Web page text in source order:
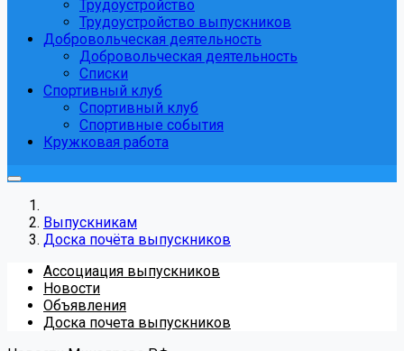
Трудоустройство
Трудоустройство выпускников
Добровольческая деятельность
Добровольческая деятельность
Списки
Спортивный клуб
Спортивный клуб
Спортивные события
Кружковая работа
Выпускникам
Доска почёта выпускников
Ассоциация выпускников
Новости
Объявления
Доска почета выпускников